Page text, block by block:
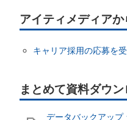
アイティメディア
キャリア採用の応募を
データバックアップ